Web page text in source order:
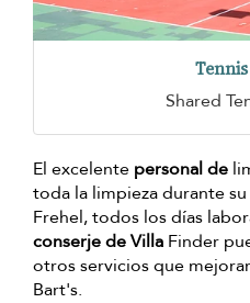
Shared
El excelente personal de
toda la limpieza durante
Frehel, todos los días
conserje de Villa Finder
otros servicios que
Bart's.